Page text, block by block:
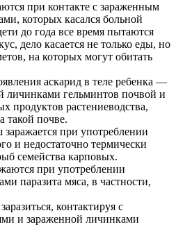
при контакте с зараженным
которых касался больной
до года все время пытаются
дело касается не только еды, но
на которых могут обитать
аскарид в теле ребенка —
личинками гельминтов почвой и
продуктов растениеводства,
такой почве.
при употреблении
и недостаточно термически
семейства карповых.
при употреблении
паразита мяса, в частности,
контактируя с
и зараженной личинками